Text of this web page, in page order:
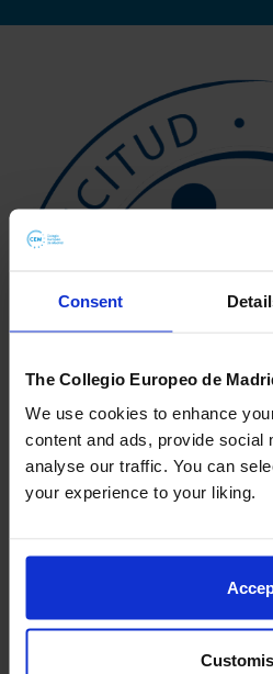
Consent
The Collegio Europeo de
We use cookies to enhance
content and ads, provide social
analyse our traffic. You can
your experience to your liking.
Colegio del
CEM es actualmente un
para ofrecer el Programa